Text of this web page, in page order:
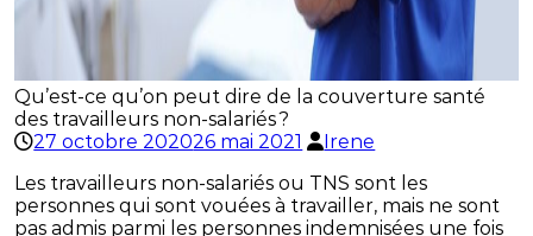
Qu’est-ce qu’on peut dire de la couverture santé
des travailleurs non-salariés ?
27 octobre 202026 mai 2021
Irene
Les travailleurs non-salariés ou TNS sont les
personnes qui sont vouées à travailler, mais ne sont
pas admis parmi les personnes indemnisées une fois